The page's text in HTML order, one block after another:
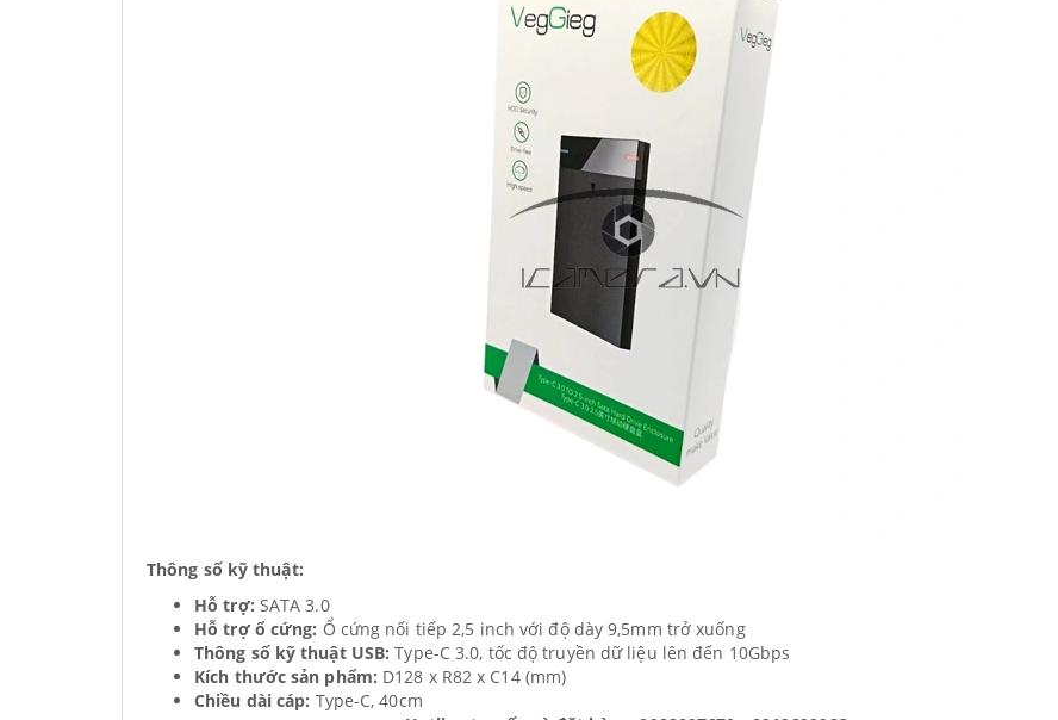
Thông số kỹ thuật:
Hỗ trợ: SATA 3.0
Hỗ trợ ổ cứng: Ổ cứng nối tiếp 2,5 inch với độ dày 9,5mm trở xuống
Thông số kỹ thuật USB: Type-C 3.0, tốc độ truyền dữ liệu lên đến 10Gbps
Kích thước sản phẩm: D128 x R82 x C14 (mm)
Chiều dài cáp: Type-C, 40cm